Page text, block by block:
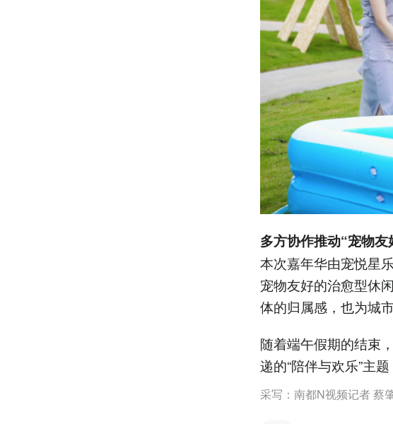
多方协作推动“宠物
本次嘉年华由宠悦星
宠物友好的治愈型休
体的归属感，也为城
随着端午假期的结束
递的“陪伴与欢乐”主
采写：南都N视频记者 蔡